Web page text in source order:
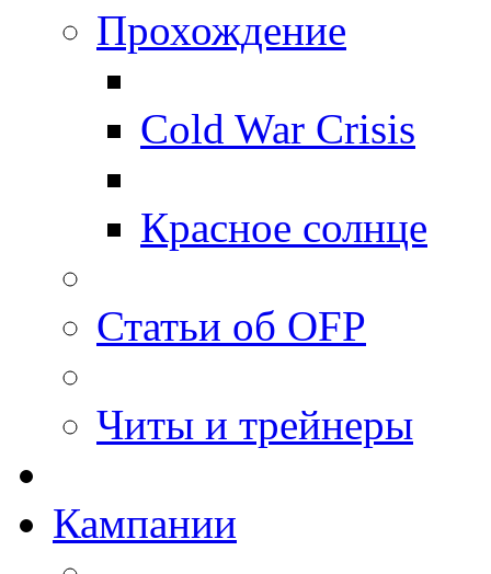
Прохождение
Cold War Crisis
Красное солнце
Статьи об OFP
Читы и трейнеры
Кампании